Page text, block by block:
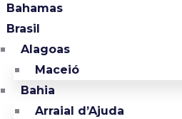
Bahamas
Brasil
Alagoas
Maceió
Bahia
Arraial d’Ajuda